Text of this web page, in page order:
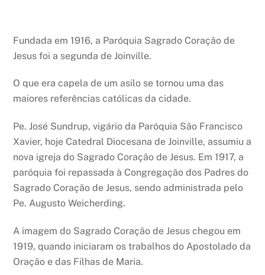
Fundada em 1916, a Paróquia Sagrado Coração de
Jesus foi a segunda de Joinville.
O que era capela de um asilo se tornou uma das
maiores referências católicas da cidade.
Pe. José Sundrup, vigário da Paróquia São Francisco
Xavier, hoje Catedral Diocesana de Joinville, assumiu a
nova igreja do Sagrado Coração de Jesus. Em 1917, a
paróquia foi repassada à Congregação dos Padres do
Sagrado Coração de Jesus, sendo administrada pelo
Pe. Augusto Weicherding.
A imagem do Sagrado Coração de Jesus chegou em
1919, quando iniciaram os trabalhos do Apostolado da
Oração e das Filhas de Maria.